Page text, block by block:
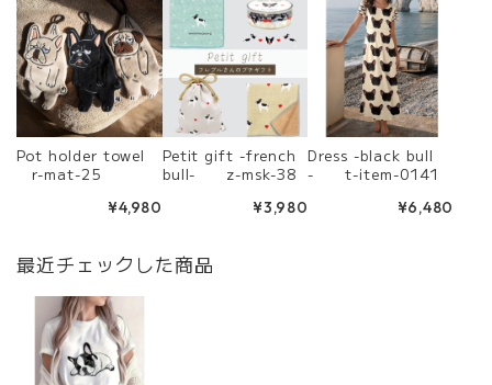
Pot holder towel
r-mat-25
¥4,980
Petit gift -french
bull- z-msk-38
¥3,980
Dress -black bull
- t-item-0141
¥6,480
最近チェックした商品